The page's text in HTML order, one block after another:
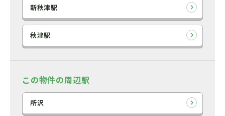
新秋津駅
秋津駅
この物件の周辺駅
所沢